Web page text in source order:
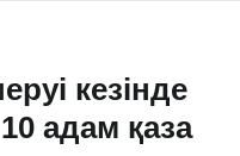
кезінде
адам қаза